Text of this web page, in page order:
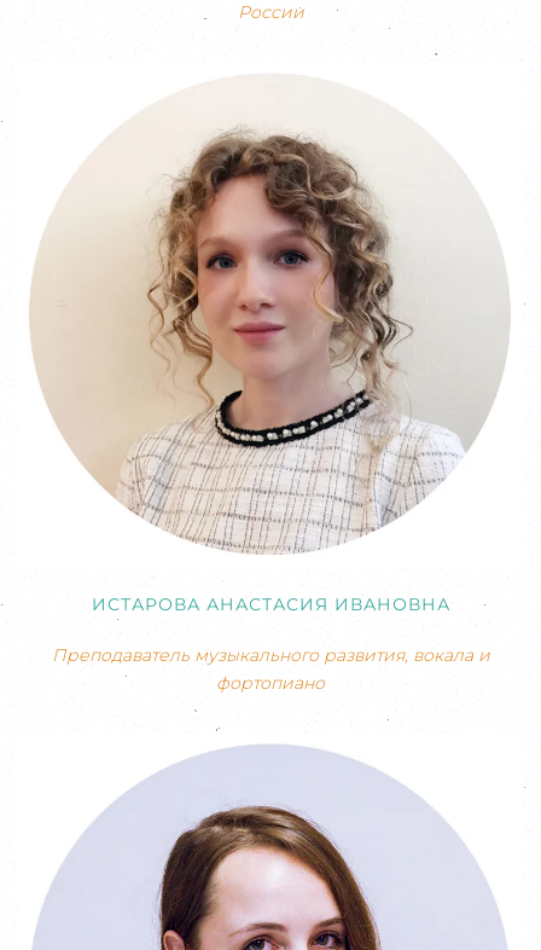
России
ИСТАРОВА АНАСТАСИЯ ИВАНОВНА
Преподаватель музыкального развития, вокала и
фортопиано